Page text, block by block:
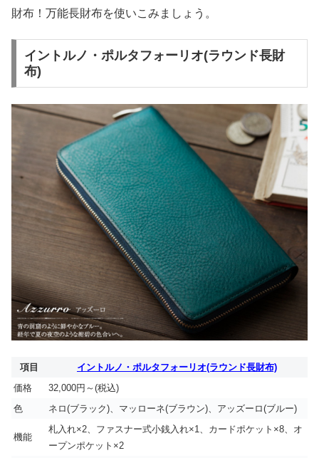
財布！万能長財布を使いこみましょう。
イントルノ・ポルタフォーリオ(ラウンド長財
布)
項目
イントルノ・ポルタフォーリオ(ラウンド長財布)
価格
32,000円～(税込)
色
ネロ(ブラック)、マッローネ(ブラウン)、アッズーロ(ブルー)
機能
札入れ×2、ファスナー式小銭入れ×1、カードポケット×8、オ
ープンポケット×2